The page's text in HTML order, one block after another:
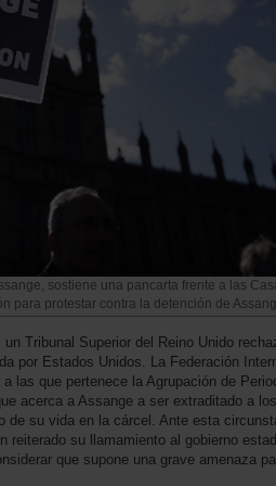
sostiene una pancarta frente a las
para protestar contra la detención de
Tribunal Superior del Reino Unido
por Estados Unidos. La Federación
las que pertenece la Agrupación de
acerca a Assange a ser extraditado a
de su vida en la cárcel. Ante esta
su llamamiento al gobierno
que supone una grave amenaza